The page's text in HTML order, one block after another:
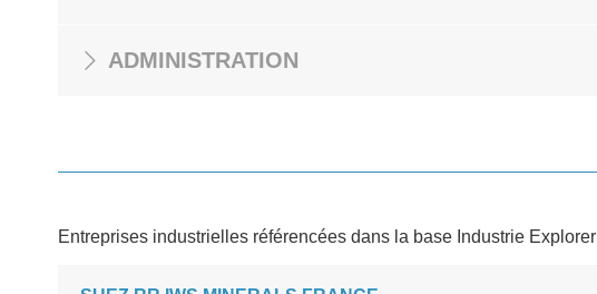
ADMINISTRATION
Entreprises industrielles référencées dans la base Industrie Explorer